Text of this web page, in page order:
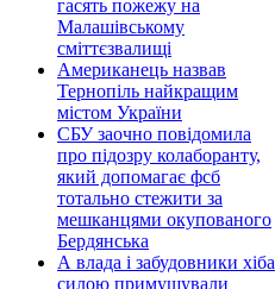
гасять пожежу на
Малашівському
сміттєзвалищі
Американець назвав
Тернопіль найкращим
містом України
СБУ заочно повідомила
про підозру колаборанту,
який допомагає фсб
тотально стежити за
мешканцями окупованого
Бердянська
А влада і забудовники хіба
силою примушували